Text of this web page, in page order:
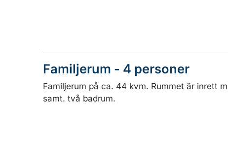
Familjerum - 4 personer
Familjerum på ca. 44 kvm. Rummet är inrett
samt. två badrum.